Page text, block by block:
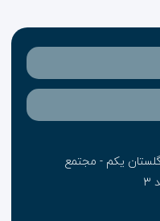
انواع غذاهای ارمنی،
این ترتیب در ادامه
غذایی نیازی به
مجاورت با مرکز شهر
خوبی دسترسی راحت
یکم - مجتمع